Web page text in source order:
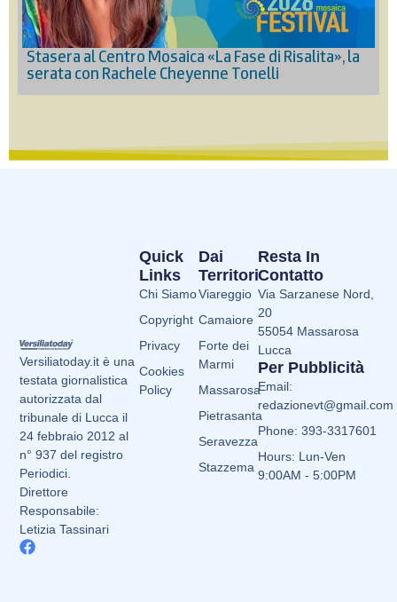
Stasera al Centro Mosaica «La Fase di Risalita», la
serata con Rachele Cheyenne Tonelli
Versiliatoday.it è una
testata giornalistica
autorizzata dal
tribunale di Lucca il
24 febbraio 2012 al
n° 937 del registro
Periodici.
Direttore
Responsabile:
Letizia Tassinari
Dai
Territori
Viareggio
Camaiore
Forte dei
Marmi
Massarosa
Pietrasanta
Seravezza
Stazzema
Quick
Links
Chi Siamo
Copyright
Privacy
Cookies
Policy
Resta In
Contatto
Via Sarzanese Nord,
20
55054 Massarosa
Lucca
Per Pubblicità
Email:
redazionevt@gmail.com
Phone: 393-3317601
Hours: Lun-Ven
9:00AM - 5:00PM